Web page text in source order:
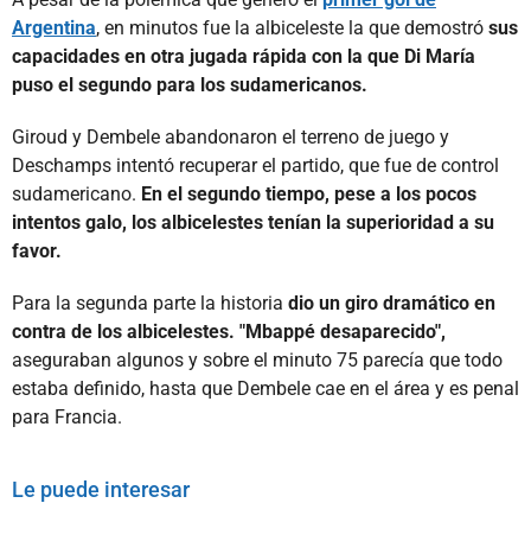
Argentina, en minutos fue la albiceleste la que demostró sus
capacidades en otra jugada rápida con la que Di María
puso el segundo para los sudamericanos.
Giroud y Dembele abandonaron el terreno de juego y
Deschamps intentó recuperar el partido, que fue de control
sudamericano. En el segundo tiempo, pese a los pocos
intentos galo, los albicelestes tenían la superioridad a su
favor.
Para la segunda parte la historia dio un giro dramático en
contra de los albicelestes. "Mbappé desaparecido",
aseguraban algunos y sobre el minuto 75 parecía que todo
estaba definido, hasta que Dembele cae en el área y es penal
para Francia.
Le puede interesar